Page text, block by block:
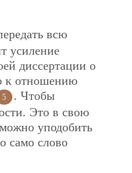
всю
усиление
диссертации о
к отношению
5
. Чтобы
Это в свою
уподобить
само слово